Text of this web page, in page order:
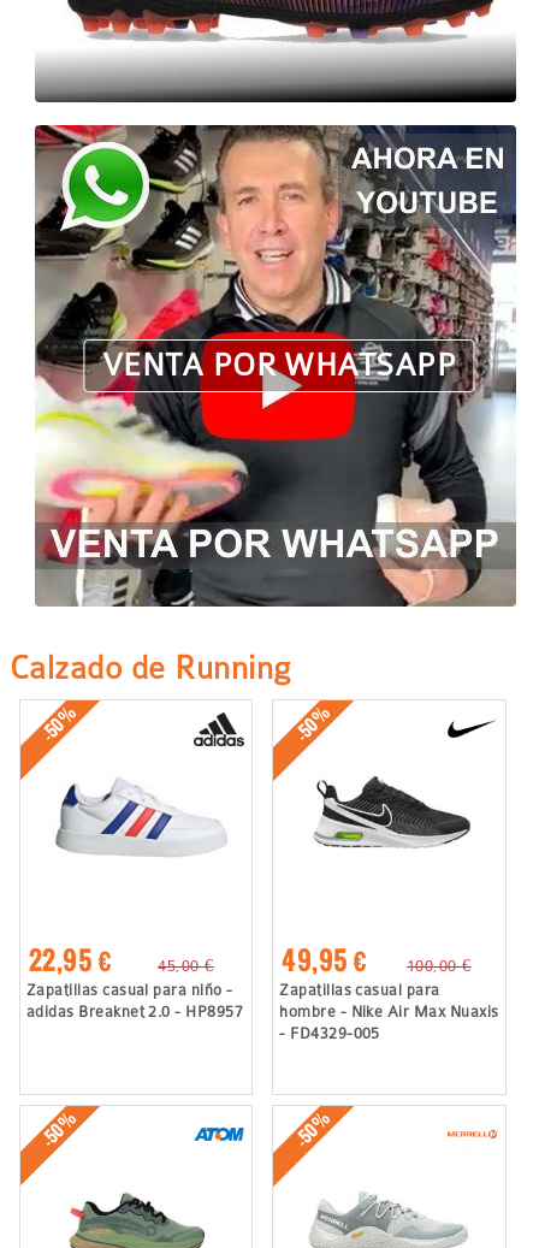
VENTA POR WHATSAPP
Calzado de Running
-50%
22,95 €
45,00 €
Zapatillas casual para niño -
adidas Breaknet 2.0 - HP8957
-50%
49,95 €
100,00 €
Zapatillas casual para
hombre - Nike Air Max Nuaxis
- FD4329-005
-50% -50%